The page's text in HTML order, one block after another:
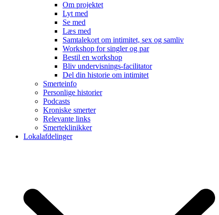
Om projektet
Lyt med
Se med
Læs med
Samtalekort om intimitet, sex og samliv
Workshop for singler og par
Bestil en workshop
Bliv undervisnings-facilitator
Del din historie om intimitet
Smerteinfo
Personlige historier
Podcasts
Kroniske smerter
Relevante links
Smerteklinikker
Lokalafdelinger